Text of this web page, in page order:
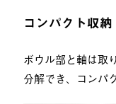
コンパクト収納
ボウル部と軸は取
分解でき、コンパ